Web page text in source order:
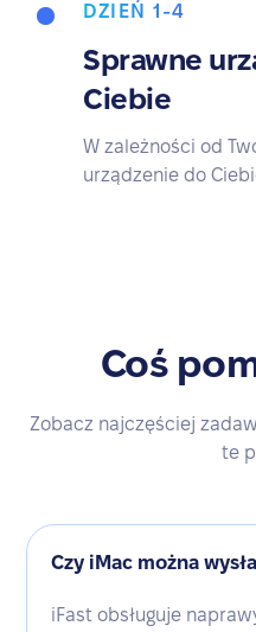
DZIEŃ 1-4
Sprawne
Ciebie
W zależności od
urządzenie do
Coś
Zobacz najczęściej
te
Czy iMac można
iFast obsługuje